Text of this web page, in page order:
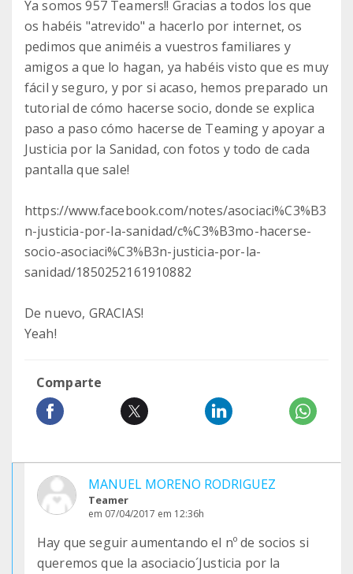
Ya somos 957 Teamers!! Gracias a todos los que
os habéis "atrevido" a hacerlo por internet, os
pedimos que animéis a vuestros familiares y
amigos a que lo hagan, ya habéis visto que es muy
fácil y seguro, y por si acaso, hemos preparado un
tutorial de cómo hacerse socio, donde se explica
paso a paso cómo hacerse de Teaming y apoyar a
Justicia por la Sanidad, con fotos y todo de cada
pantalla que sale!
https://www.facebook.com/notes/asociaci%C3%B3
n-justicia-por-la-sanidad/c%C3%B3mo-hacerse-
socio-asociaci%C3%B3n-justicia-por-la-
sanidad/1850252161910882
De nuevo, GRACIAS!
Yeah!
Comparte
MANUEL MORENO RODRIGUEZ
Teamer
em 07/04/2017 em 12:36h
Hay que seguir aumentando el nº de socios si
queremos que la asociacio´Justicia por la